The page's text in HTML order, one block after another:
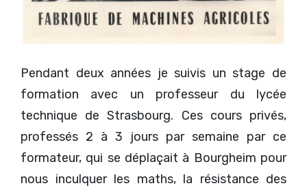
Pendant deux années je suivis un stage de
formation avec un professeur du lycée
technique de Strasbourg. Ces cours privés,
professés 2 à 3 jours par semaine par ce
formateur, qui se déplaçait à Bourgheim pour
nous inculquer les maths, la résistance des